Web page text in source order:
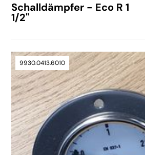
Schalldämpfer - Eco R 1
1/2"
9930.0413.6010